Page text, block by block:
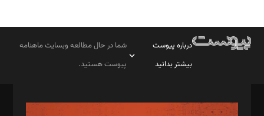
درباره پیوست
بیشتر بدانید
شما در حال مطالعه وبسایت ماهنامه
پیوست هستید.
مدیر مسئول: محمدباقر اثنی‌عشری